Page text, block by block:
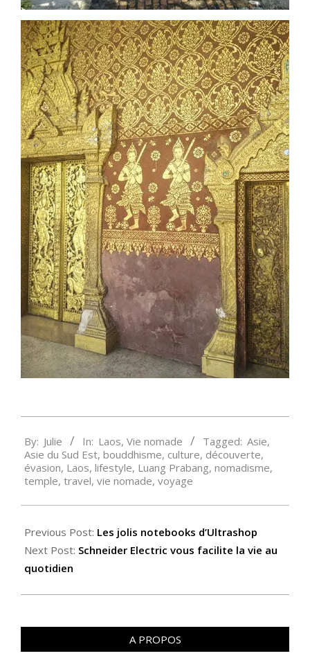
11-
15
By: Julie In: Laos, Vie nomade Tagged: Asie,
Asie du Sud Est, bouddhisme, culture, découverte,
évasion, Laos, lifestyle, Luang Prabang, nomadisme,
temple, travel, vie nomade, voyage
Previous Post: Les jolis notebooks d’Ultrashop
Next Post: Schneider Electric vous facilite la vie au
quotidien
A PROPOS